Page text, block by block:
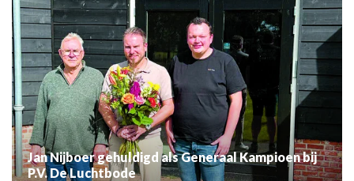
Jan Nijboer gehuldigd als Generaal Kampioen bij
P.V. De Luchtbode